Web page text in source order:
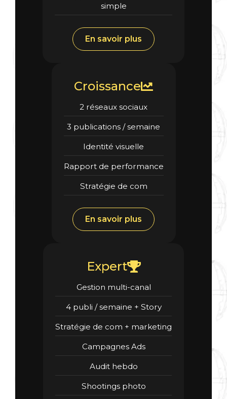
simple
En savoir plus
Croissance
2 réseaux sociaux
3 publications / semaine
Identité visuelle
Rapport de performance
Stratégie de com
En savoir plus
Expert
Gestion multi-canal
4 publi / semaine + Story
Stratégie de com + marketing
Campagnes Ads
Audit hebdo
Shootings photo